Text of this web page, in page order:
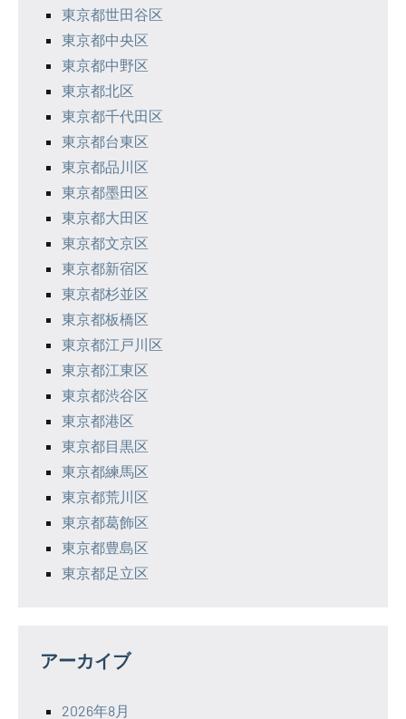
東京都世田谷区
東京都中央区
東京都中野区
東京都北区
東京都千代田区
東京都台東区
東京都品川区
東京都墨田区
東京都大田区
東京都文京区
東京都新宿区
東京都杉並区
東京都板橋区
東京都江戸川区
東京都江東区
東京都渋谷区
東京都港区
東京都目黒区
東京都練馬区
東京都荒川区
東京都葛飾区
東京都豊島区
東京都足立区
アーカイブ
2026年8月